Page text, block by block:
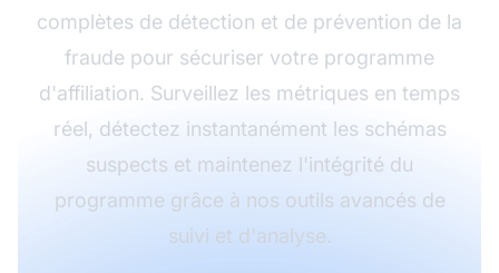
complètes de détection et de prévention de la
fraude pour sécuriser votre programme
d'affiliation. Surveillez les métriques en temps
réel, détectez instantanément les schémas
suspects et maintenez l'intégrité du
programme grâce à nos outils avancés de
suivi et d'analyse.